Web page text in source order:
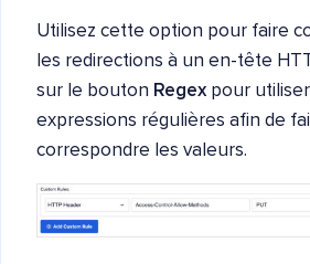
Utilisez cette option pour faire
les redirections à un en-tête
sur le bouton Regexpour
expressions régulières afin de
correspondre les valeurs.